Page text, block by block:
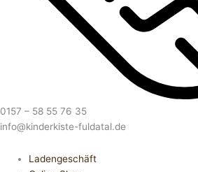
0157 – 58 55 76 35
info@kinderkiste-fuldatal.de
Ladengeschäft